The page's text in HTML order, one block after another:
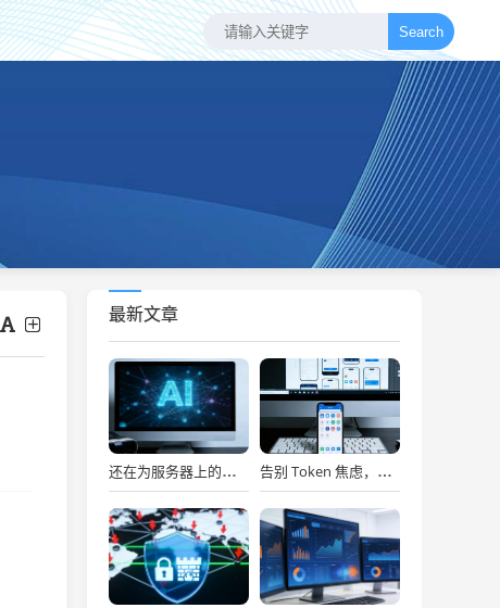
Search
最新文章
还在为服务器上的问题烦恼？有了智能终端，我再也不怕了！ 告别 Token 焦虑，让 AI Agent 24 小时为你打工